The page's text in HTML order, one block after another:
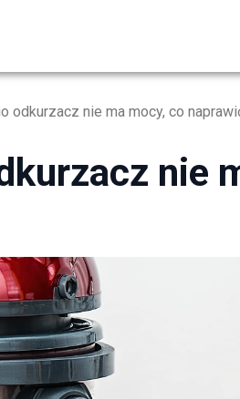
odkurzacz nie ma mocy, co
nie